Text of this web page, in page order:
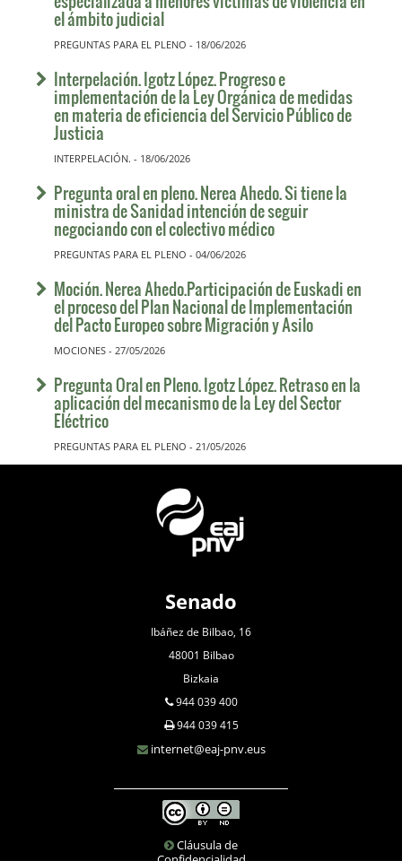
el ámbito judicial
PREGUNTAS PARA EL PLENO - 18/06/2026
Interpelación. Igotz López. Progreso e
implementación de la Ley Orgánica de medidas
en materia de eficiencia del Servicio Público de
Justicia
INTERPELACIÓN. - 18/06/2026
Pregunta oral en pleno. Nerea Ahedo. Si tiene la
ministra de Sanidad intención de seguir
negociando con el colectivo médico
PREGUNTAS PARA EL PLENO - 04/06/2026
Moción. Nerea Ahedo.Participación de Euskadi en
el proceso del Plan Nacional de Implementación
del Pacto Europeo sobre Migración y Asilo
MOCIONES - 27/05/2026
Pregunta Oral en Pleno. Igotz López. Retraso en la
aplicación del mecanismo de la Ley del Sector
Eléctrico
PREGUNTAS PARA EL PLENO - 21/05/2026
Senado
Ibáñez de Bilbao, 16
48001 Bilbao
Bizkaia
944 039 400
944 039 415
internet@eaj-pnv.eus
Cláusula de